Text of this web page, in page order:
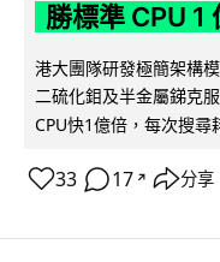
勝標準 CPU 1
港大團隊研發極簡架構
二硫化鉬及半金屬銻克
CPU快1億倍，每次搜尋
33 17 ↗ 分享